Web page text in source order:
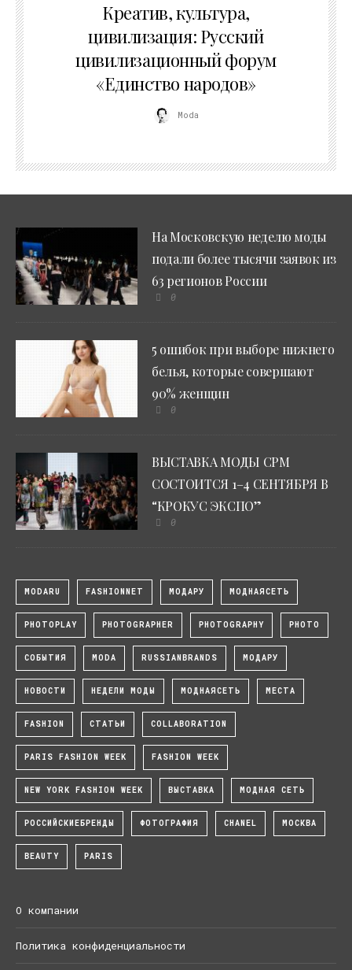
Креатив, культура,
цивилизация: Русский
цивилизационный форум
«Единство народов»
Moda
На Московскую неделю моды
подали более тысячи заявок из
63 регионов России
0
5 ошибок при выборе нижнего
белья, которые совершают
90% женщин
0
ВЫСТАВКА МОДЫ CPM
СОСТОИТСЯ 1–4 СЕНТЯБРЯ В
“КРОКУС ЭКСПО”
0
MODARU FASHIONNET МОДАРУ МОДНАЯСЕТЬ
PHOTOPLAY PHOTOGRAPHER PHOTOGRAPHY PHOTO
СОБЫТИЯ MODA RUSSIANBRANDS МОДАРУ
НОВОСТИ НЕДЕЛИ МОДЫ МОДНАЯСЕТЬ МЕСТА
FASHION СТАТЬИ COLLABORATION
PARIS FASHION WEEK FASHION WEEK
NEW YORK FASHION WEEK ВЫСТАВКА МОДНАЯ СЕТЬ
РОССИЙСКИЕБРЕНДЫ ФОТОГРАФИЯ CHANEL МОСКВА
BEAUTY PARIS
О компании
Политика конфиденциальности